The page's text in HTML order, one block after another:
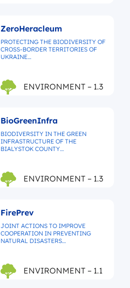
ZeroHeracleum
PROTECTING THE BIODIVERSITY OF
CROSS-BORDER TERRITORIES OF
UKRAINE…
ENVIRONMENT – 1.3
BioGreenInfra
BIODIVERSITY IN THE GREEN
INFRASTRUCTURE OF THE
BIALYSTOK COUNTY…
ENVIRONMENT – 1.3
FirePrev
JOINT ACTIONS TO IMPROVE
COOPERATION IN PREVENTING
NATURAL DISASTERS…
ENVIRONMENT – 1.1